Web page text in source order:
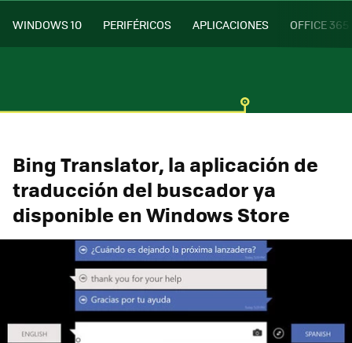
WINDOWS 10 PERIFÉRICOS APLICACIONES OFFICE 365
Bing Translator, la aplicación de
traducción del buscador ya
disponible en Windows Store